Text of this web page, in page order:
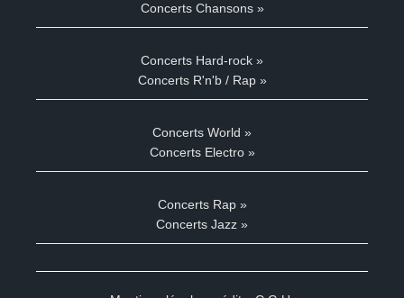
Concerts Chansons »
Concerts Hard-rock »
Concerts R'n'b / Rap »
Concerts World »
Concerts Electro »
Concerts Rap »
Concerts Jazz »